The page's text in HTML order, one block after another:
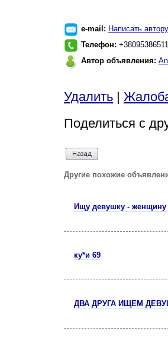
e-mail: Написать автору
Телефон:
Автор объявления:
Удалить |
Поделиться с
Другие похожие
Ищу девушку -
ку*и 69
ДВА ДРУГА ИЩЕМ